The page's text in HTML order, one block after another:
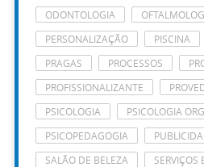
ODONTOLOGIA
PERSONALIZAÇÃO
PISCINA
PRAGAS
PROCESSOS
PROFISSIONALIZANTE
PSICOLOGIA
PSICOLOGIA
PSICOPEDAGOGIA
SALÃO DE BELEZA
SERVIÇOS